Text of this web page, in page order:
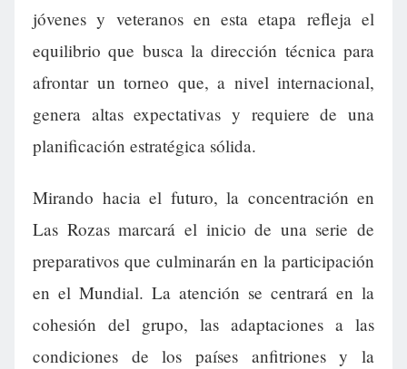
jóvenes y veteranos en esta etapa refleja el
equilibrio que busca la dirección técnica para
afrontar un torneo que, a nivel internacional,
genera altas expectativas y requiere de una
planificación estratégica sólida.
Mirando hacia el futuro, la concentración en
Las Rozas marcará el inicio de una serie de
preparativos que culminarán en la participación
en el Mundial. La atención se centrará en la
cohesión del grupo, las adaptaciones a las
condiciones de los países anfitriones y la